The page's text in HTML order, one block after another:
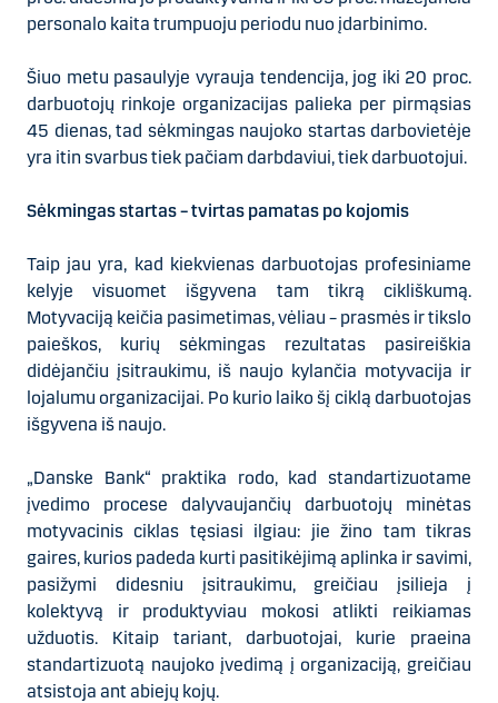
personalo kaita trumpuoju periodu nuo įdarbinimo.
Šiuo metu pasaulyje vyrauja tendencija, jog iki 20 proc.
darbuotojų rinkoje organizacijas palieka per pirmąsias
45 dienas, tad sėkmingas naujoko startas darbovietėje
yra itin svarbus tiek pačiam darbdaviui, tiek darbuotojui.
Sėkmingas startas – tvirtas pamatas po kojomis
Taip jau yra, kad kiekvienas darbuotojas profesiniame
kelyje visuomet išgyvena tam tikrą cikliškumą.
Motyvaciją keičia pasimetimas, vėliau – prasmės ir tikslo
paieškos, kurių sėkmingas rezultatas pasireiškia
didėjančiu įsitraukimu, iš naujo kylančia motyvacija ir
lojalumu organizacijai. Po kurio laiko šį ciklą darbuotojas
išgyvena iš naujo.
„Danske Bank“ praktika rodo, kad standartizuotame
įvedimo procese dalyvaujančių darbuotojų minėtas
motyvacinis ciklas tęsiasi ilgiau: jie žino tam tikras
gaires, kurios padeda kurti pasitikėjimą aplinka ir savimi,
pasižymi didesniu įsitraukimu, greičiau įsilieja į
kolektyvą ir produktyviau mokosi atlikti reikiamas
užduotis. Kitaip tariant, darbuotojai, kurie praeina
standartizuotą naujoko įvedimą į organizaciją, greičiau
atsistoja ant abiejų kojų.